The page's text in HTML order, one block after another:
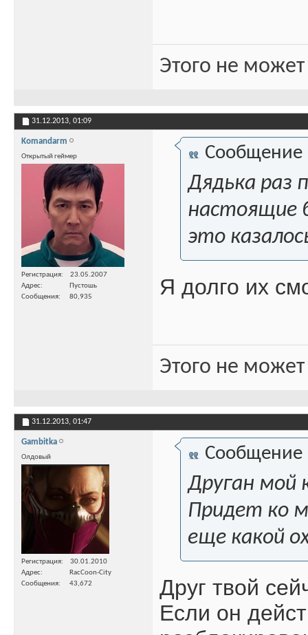
Этого не
31.12.2013, 01:09
Komandarm
Открытый геймер
Регистрация
23.05.2007
Адрес
Пустошь
Сообщения
80,935
Сообщение
Дядька раз
настоящие
это
Я долго их
Этого не
31.12.2013, 01:47
Gambitka
Олдовый
Регистрация
30.01.2010
Адрес
RacCoon-City
Сообщения
43,672
Сообщение
Друган мой
Придет ко
еще какой
Друг твой
Если он